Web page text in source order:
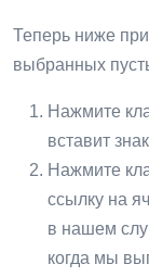
Теперь ниже
выбранных
Нажмите
вставит
Нажмите
ссылку на
в нашем
когда мы